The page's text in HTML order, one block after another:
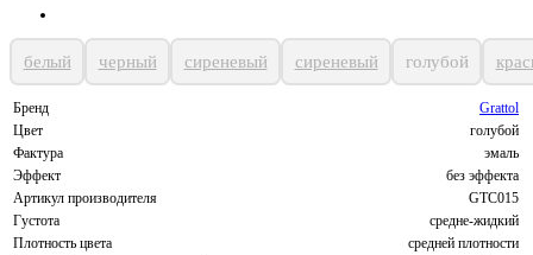
белый черный сиреневый сиреневый голубой
Бренд
Grattol
Цвет
голубой
Фактура
эмаль
Эффект
без эффекта
Артикул производителя
GTC015
Густота
средне-жидкий
Плотность цвета
средней плотности